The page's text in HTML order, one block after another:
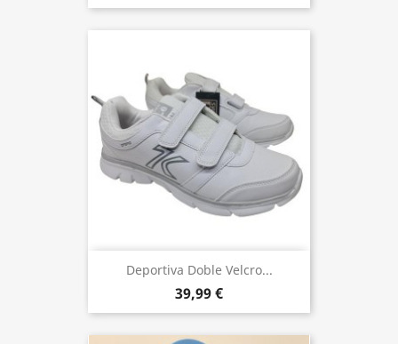
Deportiva Doble Velcro...
39,99 €